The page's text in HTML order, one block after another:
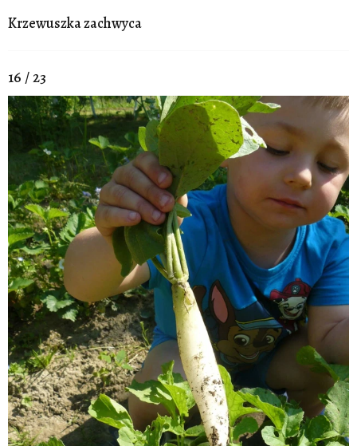
Krzewuszka zachwyca
16 / 23